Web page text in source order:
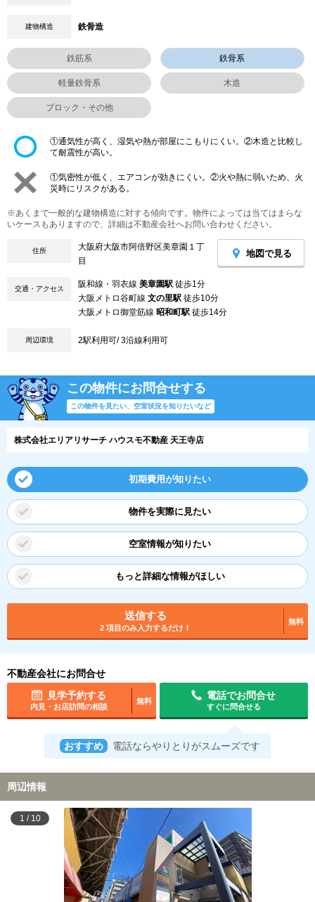
建物構造 鉄骨造
鉄筋系 鉄骨系
軽量鉄骨系 木造
ブロック・その他
①通気性が高く、湿気や熱が部屋にこもりにくい。②木造と比較し
て耐震性が高い。
①気密性が低く、エアコンが効きにくい。②火や熱に弱いため、火
災時にリスクがある。
※あくまで一般的な建物構造に対する傾向です。物件によっては当てはまらな
いケースもありますので、詳細は不動産会社へお問い合わせください。
住所
大阪府大阪市阿倍野区美章園１丁
目
地図で見る
交通・アクセス 阪和線・羽衣線 美章園駅 徒歩1分
大阪メトロ谷町線 文の里駅 徒歩10分
大阪メトロ御堂筋線 昭和町駅 徒歩14分
周辺環境 2駅利用可/ 3沿線利用可
この物件にお問合せする
この物件を見たい、空室状況を知りたいなど
株式会社エリアリサーチ ハウスモ不動産 天王寺店
初期費用が知りたい
物件を実際に見たい
空室情報が知りたい
もっと詳細な情報がほしい
送信する
2 項目のみ入力するだけ！
無料
不動産会社にお問合せ
見学予約する
内見・お店訪問の相談
無料
電話でお問合せ
すぐに問合せる
おすすめ 電話ならやりとりがスムーズです
周辺情報
1 / 10